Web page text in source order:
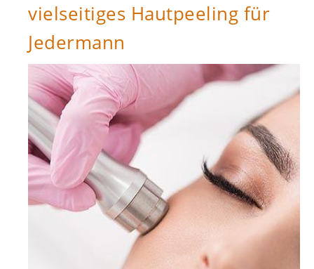
vielseitiges Hautpeeling für
Jedermann